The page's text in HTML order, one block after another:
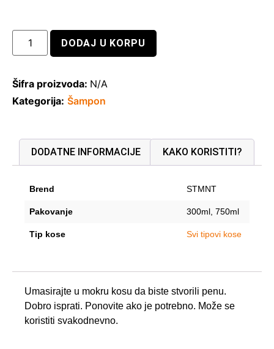
DODAJ U KORPU
Šifra proizvoda: N/A
Kategorija: Šampon
DODATNE INFORMACIJE KAKO KORISTITI?
Brend STMNT
Pakovanje 300ml, 750ml
Tip kose Svi tipovi kose
Umasirajte u mokru kosu da biste stvorili penu.
Dobro isprati. Ponovite ako je potrebno. Može se
koristiti svakodnevno.